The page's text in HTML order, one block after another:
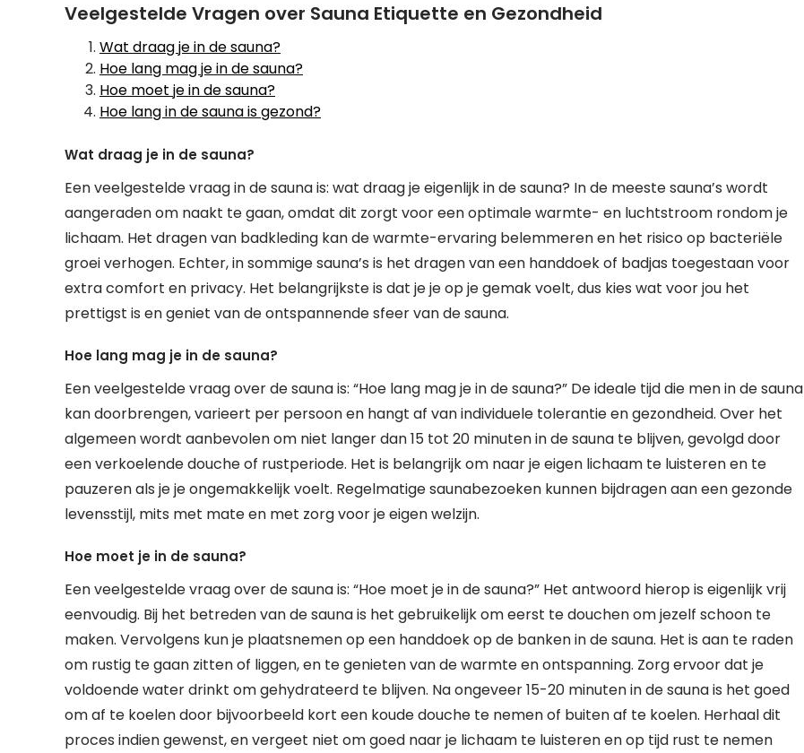
Veelgestelde Vragen over Sauna Etiquette en Gezondheid
Wat draag je in de sauna?
Hoe lang mag je in de sauna?
Hoe moet je in de sauna?
Hoe lang in de sauna is gezond?
Wat draag je in de sauna?
Een veelgestelde vraag in de sauna is: wat draag je eigenlijk in de sauna? In de meeste sauna’s wordt
aangeraden om naakt te gaan, omdat dit zorgt voor een optimale warmte- en luchtstroom rondom je
lichaam. Het dragen van badkleding kan de warmte-ervaring belemmeren en het risico op bacteriële
groei verhogen. Echter, in sommige sauna’s is het dragen van een handdoek of badjas toegestaan voor
extra comfort en privacy. Het belangrijkste is dat je je op je gemak voelt, dus kies wat voor jou het
prettigst is en geniet van de ontspannende sfeer van de sauna.
Hoe lang mag je in de sauna?
Een veelgestelde vraag over de sauna is: “Hoe lang mag je in de sauna?” De ideale tijd die men in de sauna
kan doorbrengen, varieert per persoon en hangt af van individuele tolerantie en gezondheid. Over het
algemeen wordt aanbevolen om niet langer dan 15 tot 20 minuten in de sauna te blijven, gevolgd door
een verkoelende douche of rustperiode. Het is belangrijk om naar je eigen lichaam te luisteren en te
pauzeren als je je ongemakkelijk voelt. Regelmatige saunabezoeken kunnen bijdragen aan een gezonde
levensstijl, mits met mate en met zorg voor je eigen welzijn.
Hoe moet je in de sauna?
Een veelgestelde vraag over de sauna is: “Hoe moet je in de sauna?” Het antwoord hierop is eigenlijk vrij
eenvoudig. Bij het betreden van de sauna is het gebruikelijk om eerst te douchen om jezelf schoon te
maken. Vervolgens kun je plaatsnemen op een handdoek op de banken in de sauna. Het is aan te raden
om rustig te gaan zitten of liggen, en te genieten van de warmte en ontspanning. Zorg ervoor dat je
voldoende water drinkt om gehydrateerd te blijven. Na ongeveer 15-20 minuten in de sauna is het goed
om af te koelen door bijvoorbeeld kort een koude douche te nemen of buiten af te koelen. Herhaal dit
proces indien gewenst, en vergeet niet om goed naar je lichaam te luisteren en op tijd rust te nemen